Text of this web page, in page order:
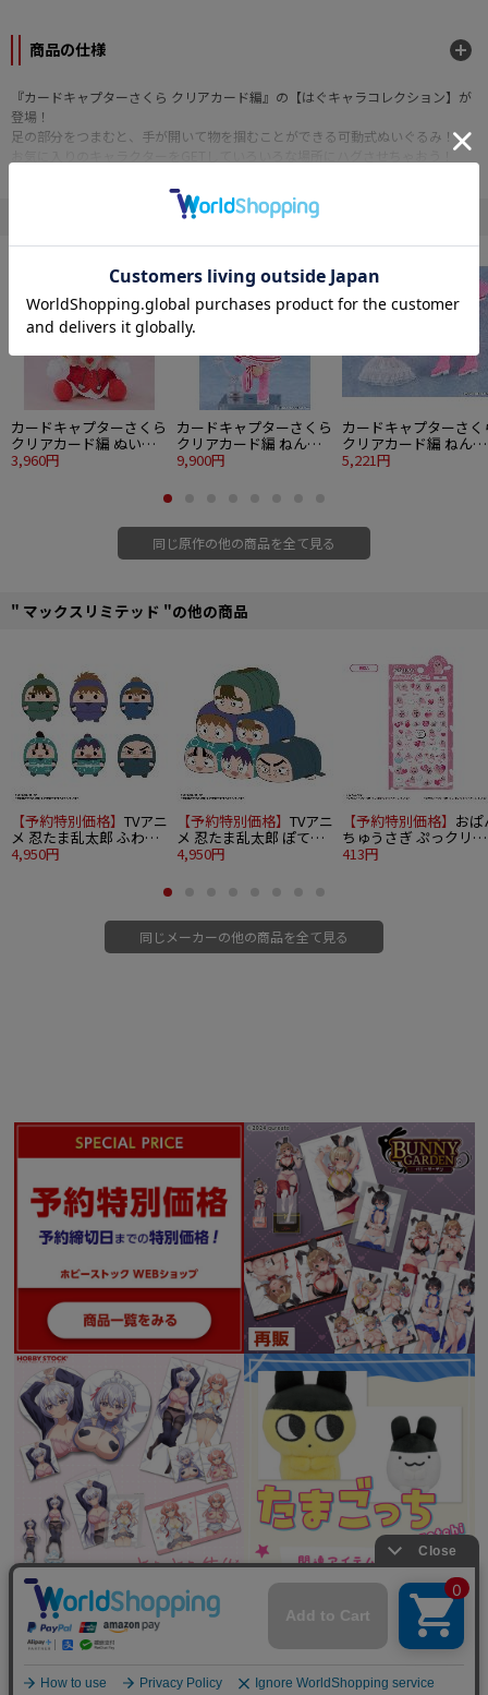
商品の仕様
『カードキャプターさくら クリアカード編』の【はぐキャラコレクション】が
登場！
足の部分をつまむと、手が開いて物を掴むことができる可動式ぬいぐるみ！
お気に入りのキャラクターをGETしていろいろな場所にハグさせちゃおう！
©CLAMP・ST･講談社/NHK･NEP
" カードキャプターさくら "の他の商品
カードキャプターさくら
クリアカード編 ぬいぐ
るみ 木之本桜 ロケット
3,960円
カードキャプターさくら
クリアカード編 ねんど
ろいどどーる 木之本桜
9,900円
カードキャプターさく
クリアカード編 ねんど
ろいどどーる おようふ
5,221円
同じ原作の他の商品を全て見る
" マックスリミテッド "の他の商品
【予約特別価格】 TVアニ
メ 忍たま乱太郎 ふわこ
ろりん10 6個入り1BOX
4,950円
【予約特別価格】 TVアニ
メ 忍たま乱太郎 ぽてコ
ロマスコット10 6個入り
4,950円
【予約特別価格】 おぱ
ちゅうさぎ ぷっクリア
デコシール 天使A
413円
同じメーカーの他の商品を全て見る